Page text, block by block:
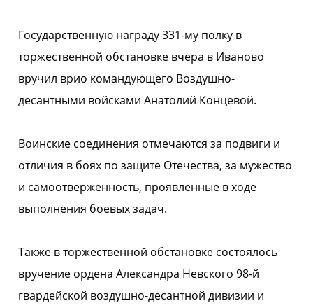
Государственную награду 331-му полку в
торжественной обстановке вчера в Иваново
вручил врио командующего Воздушно-
десантными войсками Анатолий Концевой.
Воинские соединения отмечаются за подвиги и
отличия в боях по защите Отечества, за мужество
и самоотверженность, проявленные в ходе
выполнения боевых задач.
Также в торжественной обстановке состоялось
вручение ордена Александра Невского 98-й
гвардейской воздушно-десантной дивизии и